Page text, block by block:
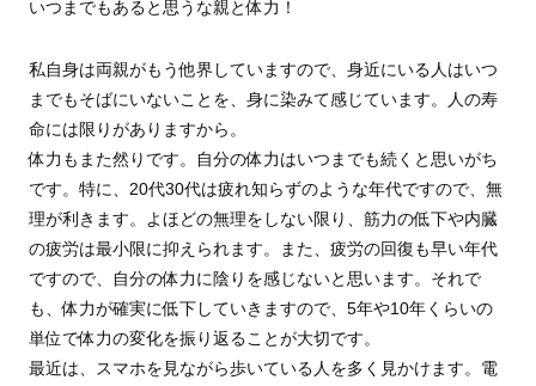
いつまでもあると思うな親と体力！
私自身は両親がもう他界していますので、身近にいる人はいつ
までもそばにいないことを、身に染みて感じています。人の寿
命には限りがありますから。
体力もまた然りです。自分の体力はいつまでも続くと思いがち
です。特に、20代30代は疲れ知らずのような年代ですので、無
理が利きます。よほどの無理をしない限り、筋力の低下や内臓
の疲労は最小限に抑えられます。また、疲労の回復も早い年代
ですので、自分の体力に陰りを感じないと思います。それで
も、体力が確実に低下していきますので、5年や10年くらいの
単位で体力の変化を振り返ることが大切です。
最近は、スマホを見ながら歩いている人を多く見かけます。電